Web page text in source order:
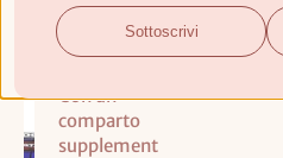
pratica
chiusura a
Con un
comparto
supplement
Sottoscrivi